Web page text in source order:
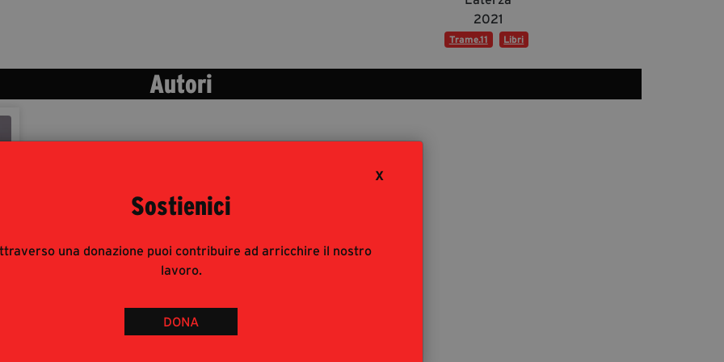
X
Sostienici
una donazione puoi contribuire ad arricchire il nostro
lavoro.
DONA
segreteria@tramefestival.it
info@tramefestival.it
+39 346 954 4078
2021
Trame.11 Libri
Autori